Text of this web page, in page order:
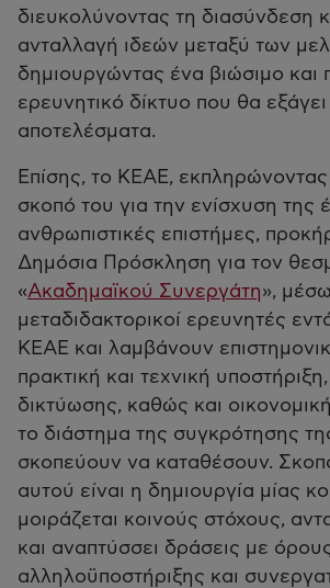
διευκολύνοντας τη διασύνδεση
ανταλλαγή ιδεών μεταξύ των
δημιουργώντας ένα βιώσιμο και
ερευνητικό δίκτυο που θα
αποτελέσματα.
Επίσης, το ΚΕΑΕ, εκπληρώνοντας
σκοπό του για την ενίσχυση της
ανθρωπιστικές επιστήμες,
Δημόσια Πρόσκληση για τον
«Ακαδημαϊκού Συνεργάτη»,
μεταδιδακτορικοί ερευνητές
ΚΕΑΕ και λαμβάνουν
πρακτική και τεχνική
δικτύωσης, καθώς και
το διάστημα της συγκρότησης
σκοπεύουν να καταθέσουν.
αυτού είναι η δημιουργία μίας
μοιράζεται κοινούς στόχους,
και αναπτύσσει δράσεις με
αλληλοϋποστήριξης και